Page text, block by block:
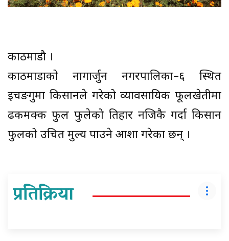
काठमाडौ ।
काठमाडौँको नागार्जुन नगरपालिका–६ स्थित
इचङगुमा किसानले गरेको व्यावसायिक फूलखेतीमा
ढकमक्क फुल फुलेको तिहार नजिकै गर्दा किसान
फुलको उचित मुल्य पाउने आशा गरेका छन् ।
प्रतिक्रिया